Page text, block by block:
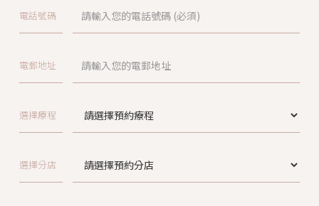
電話號碼
電郵地址
選擇療程
選擇分店